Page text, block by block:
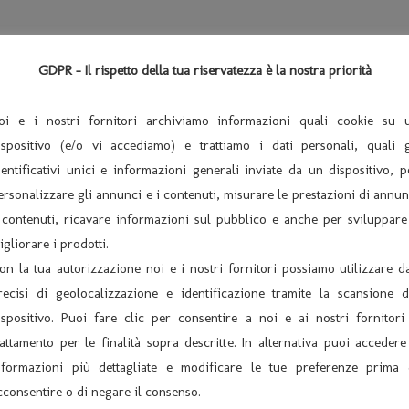
legate al rock e al blues si dedica prevalentemente al
a Cremona nel 1979 e nello stesso anno iniziano le sue prime
Pietro Tonolo.
Basso, Massimo Urbani, Luigi Bonafede, Larry Nocella e
e a partire dallo stesso anno suona con molti musicisti
Schnitter, Sal Nistico, Steve Grossmann, Lew Tabackin e
a fianco di jazzisti come Gianluigi Trovesi, Sergio Fanni,
Woodie e Alvin Queen. Entra poi nel quartetto di Tullio De
Jazz.
EBU big band. Tra l’ 88 e l’ 89 suona col quintetto
CD; “Flight Charts and Planes”).
prestigiosa big band capitanata da Pietro e Marcello
Negri, Bruno Marini e molti altri.
GDPR - Il rispetto della tua riservatezza è la nostra priorità
e i nostri fornitori archiviamo informazioni quali cookie su
(e/o vi accediamo) e trattiamo i dati personali, quali
unici e informazioni generali inviate da un dispositivo,
gli annunci e i contenuti, misurare le prestazioni di
ricavare informazioni sul pubblico e anche per
i prodotti.
la tua autorizzazione noi e i nostri fornitori possiamo utilizzare
di geolocalizzazione e identificazione tramite la scansione
Puoi fare clic per consentire a noi e ai nostri
per le finalità sopra descritte. In alternativa puoi
più dettagliate e modificare le tue preferenze prima
o di negare il consenso.